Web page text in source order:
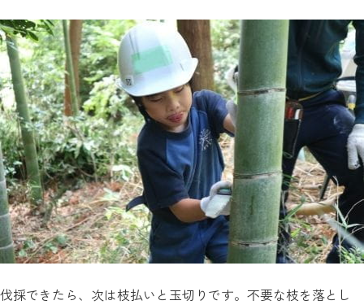
伐採できたら、次は枝払いと玉切りです。不要な枝を落とし